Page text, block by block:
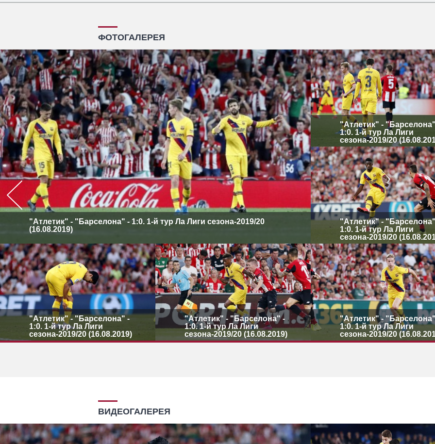
ФОТОГАЛЕРЕЯ
"Атлетик" - "Барселона" - 1:0. 1-й тур Ла Лиги сезона-2019/20
(16.08.2019)
"Атлетик" -
1:0. 1-й тур Ла Лиги
сезона-2019/20
"Атлетик" -
1:0. 1-й тур Ла Лиги
сезона-2019/20
"Атлетик" - "Барселона" -
1:0. 1-й тур Ла Лиги
сезона-2019/20 (16.08.2019)
"Атлетик" - "Барселона" -
1:0. 1-й тур Ла Лиги
сезона-2019/20 (16.08.2019)
"Атлетик" -
1:0. 1-й тур Ла Лиги
сезона-2019/20
ВИДЕОГАЛЕРЕЯ